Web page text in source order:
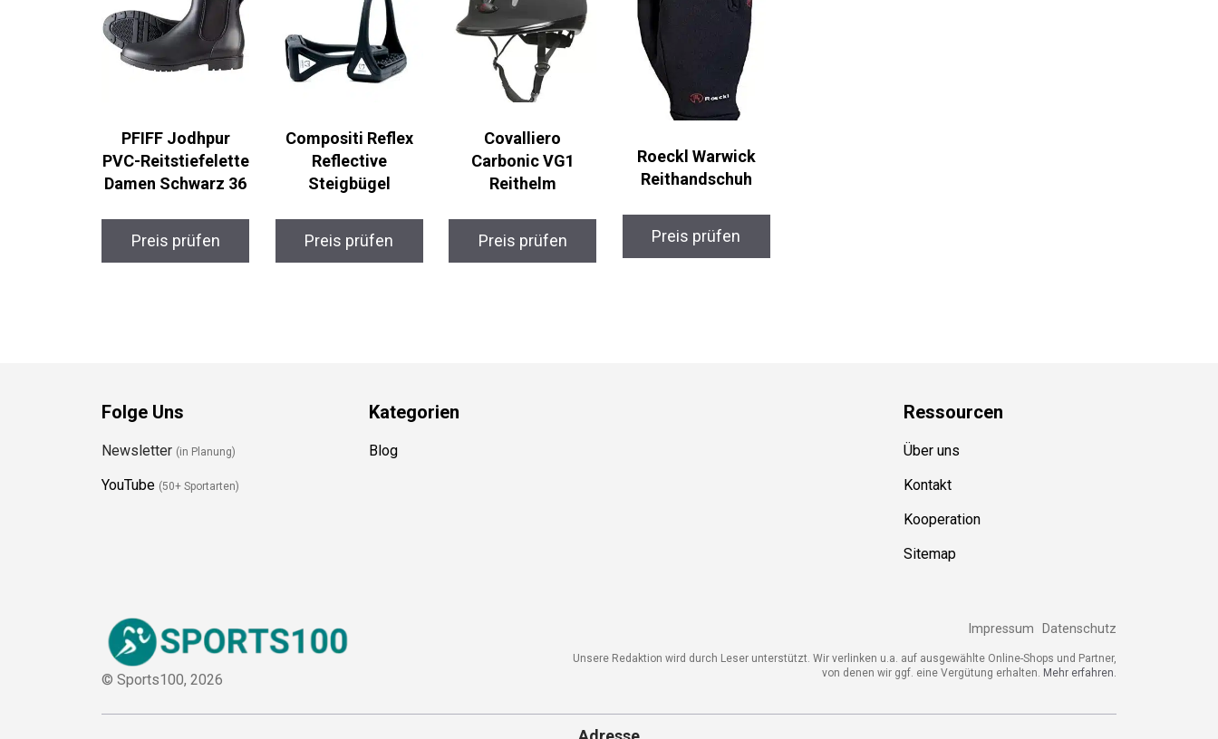
PFIFF Jodhpur
PVC-Reitstiefelette
Damen Schwarz 36
Preis prüfen
Compositi Reflex
Reflective
Steigbügel
Preis prüfen
Covalliero
Carbonic VG1
Reithelm
Preis prüfen
Roeckl Warwick
Reithandschuh
Preis prüfen
Folge Uns
Newsletter (in Planung)
YouTube (50+ Sportarten)
Kategorien
Blog
Ressourcen
Über uns
Kontakt
Kooperation
Sitemap
© Sports100, 2026
Impressum Datenschutz
Unsere Redaktion wird durch Leser unterstützt. Wir verlinken u.a. auf ausgewählte Online-Shops und Partner,
von denen wir ggf. eine Vergütung erhalten. Mehr erfahren.